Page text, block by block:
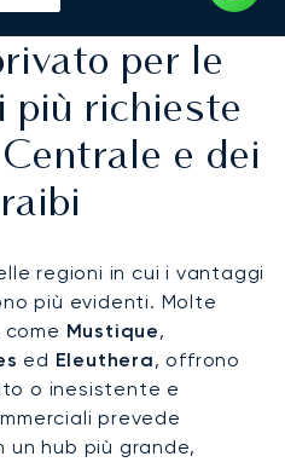
per le
più richieste
e dei
regioni in cui i vantaggi
più evidenti. Molte
Mustique,
ed Eleuthera, offrono
o inesistente e
prevede
hub più grande,